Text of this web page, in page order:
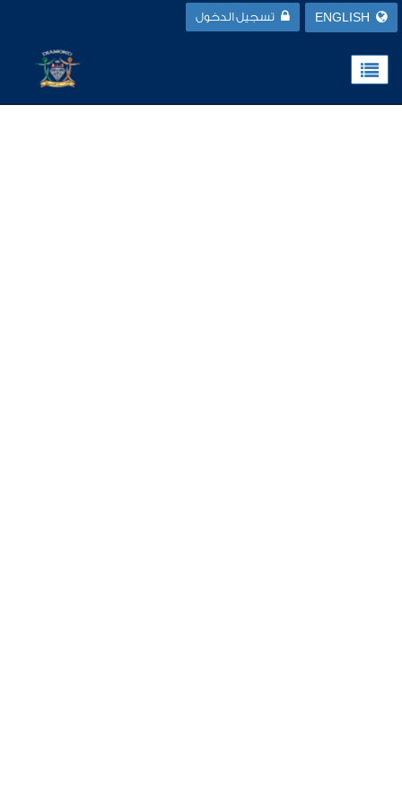
ENGLISH تسجيل الدخول